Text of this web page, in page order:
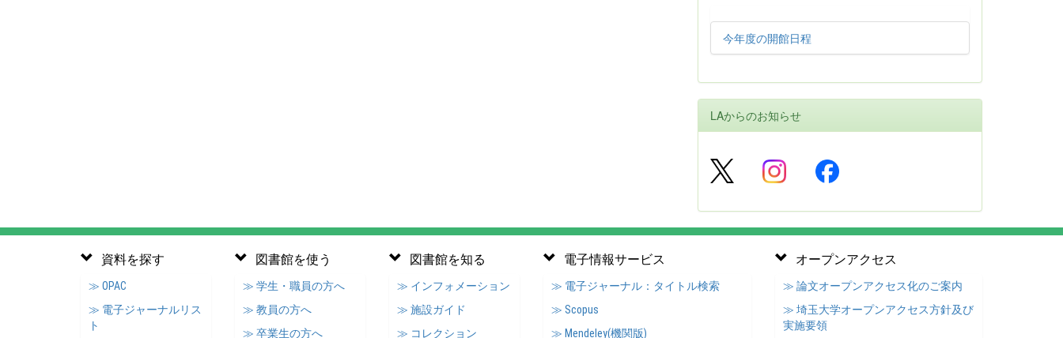
今年度の開館日程
LAからのお知らせ
資料を探す
≫ OPAC
≫ 電子ジャーナルリス
ト
図書館を使う
≫ 学生・職員の方へ
≫ 教員の方へ
≫ 卒業生の方へ
図書館を知る
≫ インフォメーション
≫ 施設ガイド
≫ コレクション
電子情報サービス
≫ 電子ジャーナル：タイトル検索
≫ Scopus
≫ Mendeley(機関版)
オープンアクセス
≫ 論文オープンアクセス化のご案内
≫ 埼玉大学オープンアクセス方針及び
実施要領